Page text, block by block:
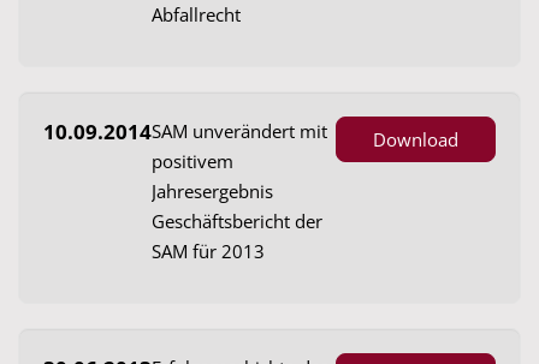
Abfallrecht
10.09.2014SAM unverändert mit
positivem
Jahresergebnis
Geschäftsbericht der
SAM für 2013
Download